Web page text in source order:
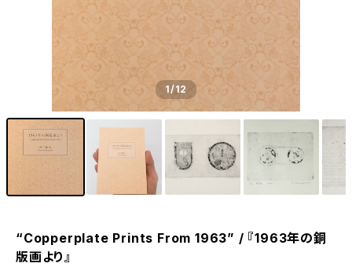
1/12
“Copperplate Prints From 1963” / 『1963年の銅
版画より』